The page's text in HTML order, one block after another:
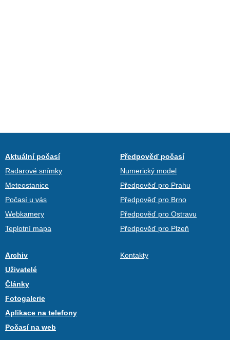
Aktuální počasí
Radarové snímky
Meteostanice
Počasí u vás
Webkamery
Teplotní mapa
Předpověď počasí
Numerický model
Předpověď pro Prahu
Předpověď pro Brno
Předpověď pro Ostravu
Předpověď pro Plzeň
Archiv
Uživatelé
Články
Fotogalerie
Aplikace na telefony
Počasí na web
Kontakty